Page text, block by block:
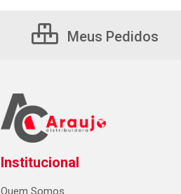
Meus Pedidos
Institucional
Quem Somos